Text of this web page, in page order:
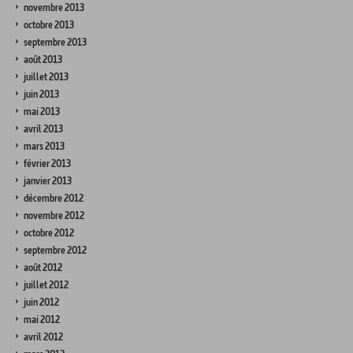
novembre 2013
octobre 2013
septembre 2013
août 2013
juillet 2013
juin 2013
mai 2013
avril 2013
mars 2013
février 2013
janvier 2013
décembre 2012
novembre 2012
octobre 2012
septembre 2012
août 2012
juillet 2012
juin 2012
mai 2012
avril 2012